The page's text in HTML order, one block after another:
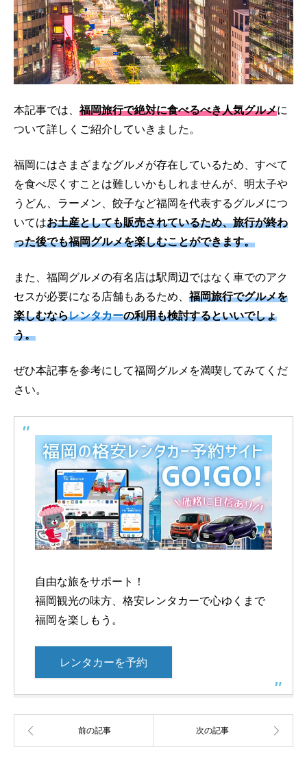
本記事では、福岡旅行で絶対に食べるべき人気グルメに
ついて詳しくご紹介していきました。
福岡にはさまざまなグルメが存在しているため、すべて
を食べ尽くすことは難しいかもしれませんが、明太子や
うどん、ラーメン、餃子など福岡を代表するグルメにつ
いてはお土産としても販売されているため、旅行が終わ
った後でも福岡グルメを楽しむことができます。
また、福岡グルメの有名店は駅周辺ではなく車でのアク
セスが必要になる店舗もあるため、福岡旅行でグルメを
楽しむならレンタカーの利用も検討するといいでしょ
う。
ぜひ本記事を参考にして福岡グルメを満喫してみてくだ
さい。
自由な旅をサポート！
福岡観光の味方、格安レンタカーで心ゆくまで
福岡を楽しもう。
レンタカーを予約